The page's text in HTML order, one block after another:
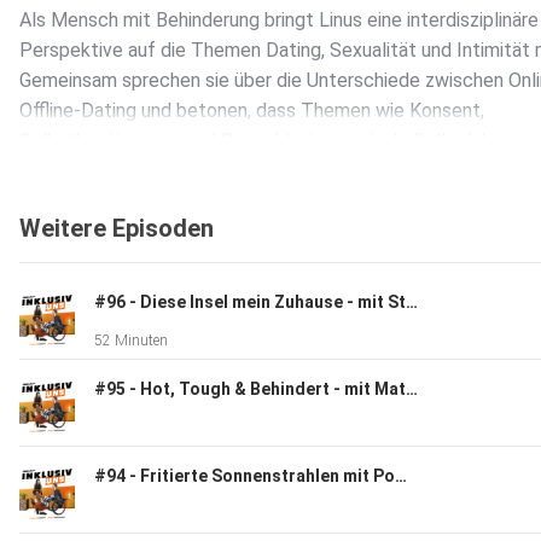
Als Mensch mit Behinderung bringt Linus eine interdisziplinäre
Perspektive auf die Themen Dating, Sexualität und Intimität
Gemeinsam sprechen sie über die Unterschiede zwischen
Offline-Dating und betonen, dass Themen wie Konsent,
Linus teilt persönliche und berufliche Einblicke und so räumen
noch in unserer Gesellschaft rund um das Thema "Dating,
und Behinderung" existieren. Die Themen Dating, Intimität,
und Beziehungen können Unsicherheiten auslösen. Dabei
leider auch noch immer der internalisierte und
Ableismus eine Rolle. Um so wichtiger ist zu betonen: Dating
- vor allem aber: Selbstbestimmt und in Konsenz. Vielleicht ja
gerade jetzt? Schließlich ist ja Cuffing-Season.
Weitere Episoden
#96 - Diese Insel mein Zuhause - mit Stefanie Körner
52 Minuten
#95 - Hot, Tough & Behindert - mit Matilda Jelitto
#94 - Fritierte Sonnenstrahlen mit Pommessalz - mit Lina Z.